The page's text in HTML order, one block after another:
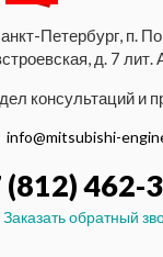
Петербург, п.
д. 7
консультаций и
info@mitsubishi-
(812) 462-
Заказать обратный